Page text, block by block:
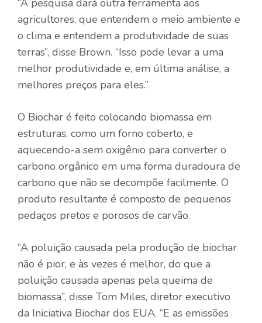
“A pesquisa dará outra ferramenta aos
agricultores, que entendem o meio ambiente e
o clima e entendem a produtividade de suas
terras”, disse Brown. “Isso pode levar a uma
melhor produtividade e, em última análise, a
melhores preços para eles.”
O Biochar é feito colocando biomassa em
estruturas, como um forno coberto, e
aquecendo-a sem oxigênio para converter o
carbono orgânico em uma forma duradoura de
carbono que não se decompõe facilmente. O
produto resultante é composto de pequenos
pedaços pretos e porosos de carvão.
“A poluição causada pela produção de biochar
não é pior, e às vezes é melhor, do que a
poluição causada apenas pela queima de
biomassa”, disse Tom Miles, diretor executivo
da Iniciativa Biochar dos EUA. “E as emissões